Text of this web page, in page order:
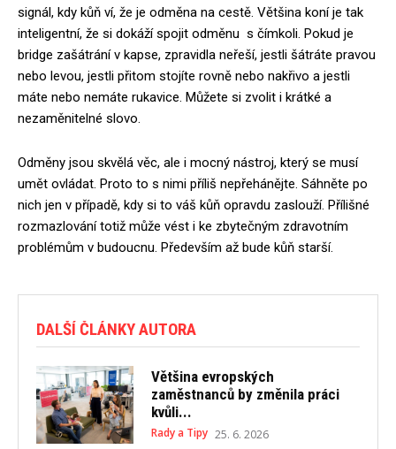
signál, kdy kůň ví, že je odměna na cestě. Většina koní je tak
inteligentní, že si dokáží spojit odměnu s čímkoli. Pokud je
bridge zašátrání v kapse, zpravidla neřeší, jestli šátráte pravou
nebo levou, jestli přitom stojíte rovně nebo nakřivo a jestli
máte nebo nemáte rukavice. Můžete si zvolit i krátké a
nezaměnitelné slovo.
Odměny jsou skvělá věc, ale i mocný nástroj, který se musí
umět ovládat. Proto to s nimi příliš nepřehánějte. Sáhněte po
nich jen v případě, kdy si to váš kůň opravdu zaslouží. Přílišné
rozmazlování totiž může vést i ke zbytečným zdravotním
problémům v budoucnu. Především až bude kůň starší.
DALŠÍ ČLÁNKY AUTORA
Většina evropských
zaměstnanců by změnila práci
kvůli...
Rady a Tipy 25. 6. 2026